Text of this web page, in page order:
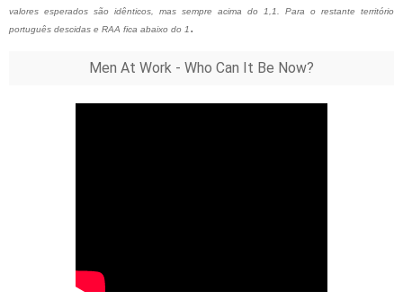
valores esperados são idênticos, mas sempre acima do 1,1. Para o restante território
português descidas e RAA fica abaixo do 1.
Men At Work - Who Can It Be Now?